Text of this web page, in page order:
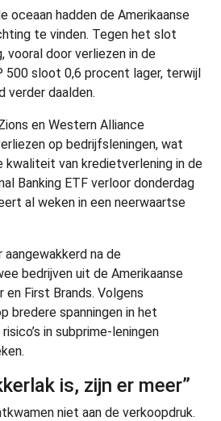
oceaan hadden de Amerikaanse
te vinden. Tegen het slot
vooral door verliezen in de
500 sloot 0,6 procent lager, terwijl
verder daalden.
en Western Alliance
op bedrijfsleningen, wat
van kredietverlening in de
Banking ETF verloor donderdag
al weken in een neerwaartse
na de
bedrijven uit de Amerikaanse
First Brands. Volgens
bredere spanningen in het
in subprime-leningen
is, zijn er meer”
niet aan de verkoopdruk.